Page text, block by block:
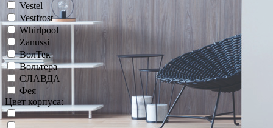
Vestel
Vestfrost
Whirlpool
Zanussi
ВолТек
Вольтера
СЛАВДА
Фея
Цвет корпуса: